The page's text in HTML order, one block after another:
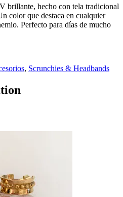
brillante, hecho con tela tradicional
color que destaca en cualquier
Perfecto para días de mucho
, Scrunchies & Headbands